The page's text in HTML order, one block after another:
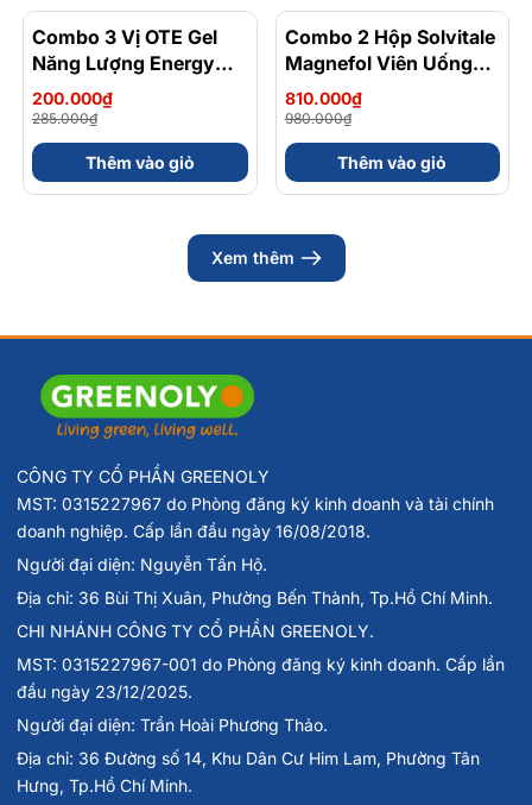
- 30%
Combo 3 Vị OTE Gel
Năng Lượng Energy
Gel Kết Hợp
Carbohydrate Điện Giải
56gram 82kcal
200.000₫
285.000₫
Thêm vào giỏ
- 17%
Combo 2 Hộp Solvitale
Magnefol Viên Uống
Magnesium
Bisglycinate + Vitamin
nhóm B (Hộp 30 Viên)
810.000₫
980.000₫
Thêm vào giỏ
Xem thêm
CÔNG TY CỔ PHẦN GREENOLY
MST: 0315227967 do Phòng đăng ký kinh doanh và tài chính
doanh nghiệp. Cấp lần đầu ngày 16/08/2018.
Người đại diện: Nguyễn Tấn Hộ.
Địa chỉ: 36 Bùi Thị Xuân, Phường Bến Thành, Tp.Hồ Chí Minh.
CHI NHÁNH CÔNG TY CỔ PHẦN GREENOLY.
MST: 0315227967-001 do Phòng đăng ký kinh doanh. Cấp lần
đầu ngày 23/12/2025.
Người đại diện: Trần Hoài Phương Thảo.
Địa chỉ: 36 Đường số 14, Khu Dân Cư Him Lam, Phường Tân
Hưng, Tp.Hồ Chí Minh.